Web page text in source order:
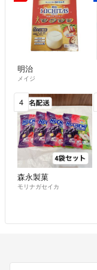
明治
メイジ
4
森永製菓
モリナガセイカ